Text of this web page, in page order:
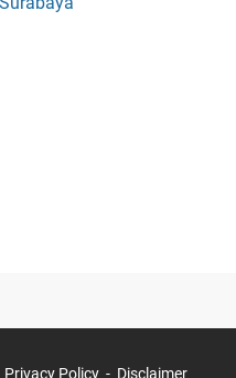
Privacy Policy Disclaimer